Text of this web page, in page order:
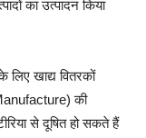
का उत्पादन किया
खाद्य वितरकों
की
से दूषित हो सकते हैं